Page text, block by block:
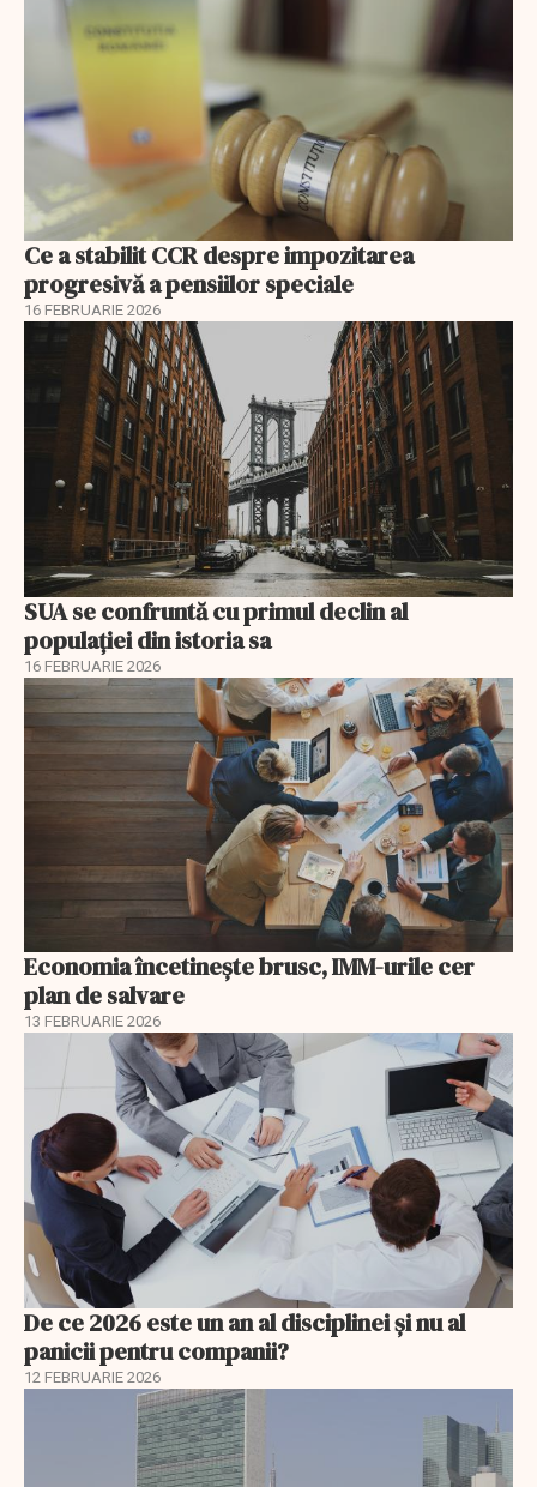
Ce a stabilit CCR despre impozitarea
progresivă a pensiilor speciale
16 FEBRUARIE 2026
SUA se confruntă cu primul declin al
populației din istoria sa
16 FEBRUARIE 2026
Economia încetinește brusc, IMM-urile cer
plan de salvare
13 FEBRUARIE 2026
De ce 2026 este un an al disciplinei și nu al
panicii pentru companii?
12 FEBRUARIE 2026